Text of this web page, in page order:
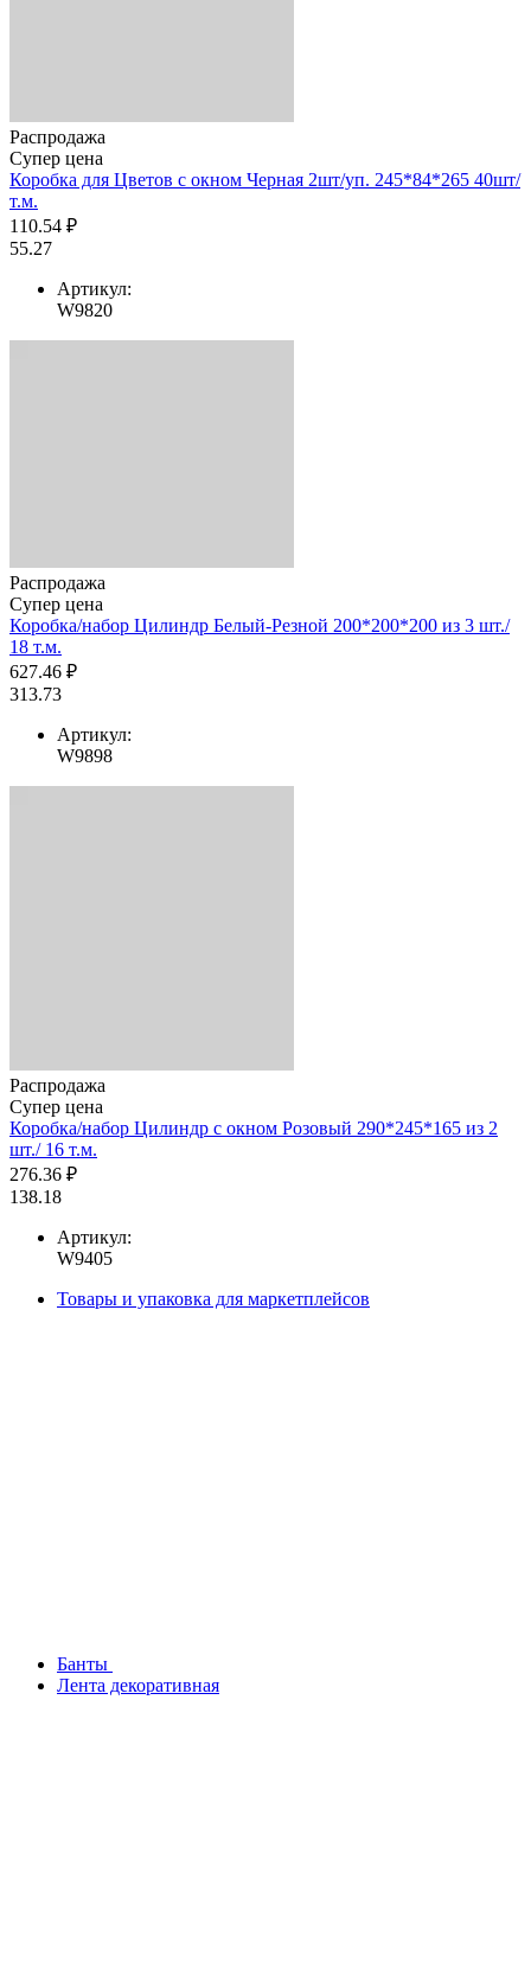
Распродажа
Супер цена
Коробка для Цветов с окном Черная 2шт/уп. 245*84*265 40шт/
т.м.
110.54 ₽
55.27
Артикул:
W9820
Распродажа
Супер цена
Коробка/набор Цилиндр Белый-Резной 200*200*200 из 3 шт./
18 т.м.
627.46 ₽
313.73
Артикул:
W9898
Распродажа
Супер цена
Коробка/набор Цилиндр с окном Розовый 290*245*165 из 2
шт./ 16 т.м.
276.36 ₽
138.18
Артикул:
W9405
Товары и упаковка для маркетплейсов
Банты
Лента декоративная